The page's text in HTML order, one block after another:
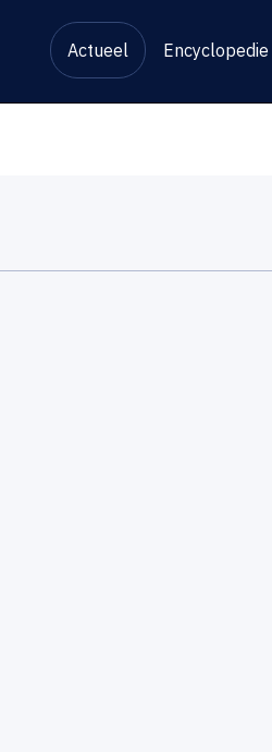
Actueel Encyclopedie